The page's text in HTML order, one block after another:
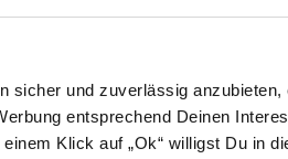
sicher und zuverlässig anzubieten,
entsprechend Deinen
Klick auf „Ok“ willigst Du in